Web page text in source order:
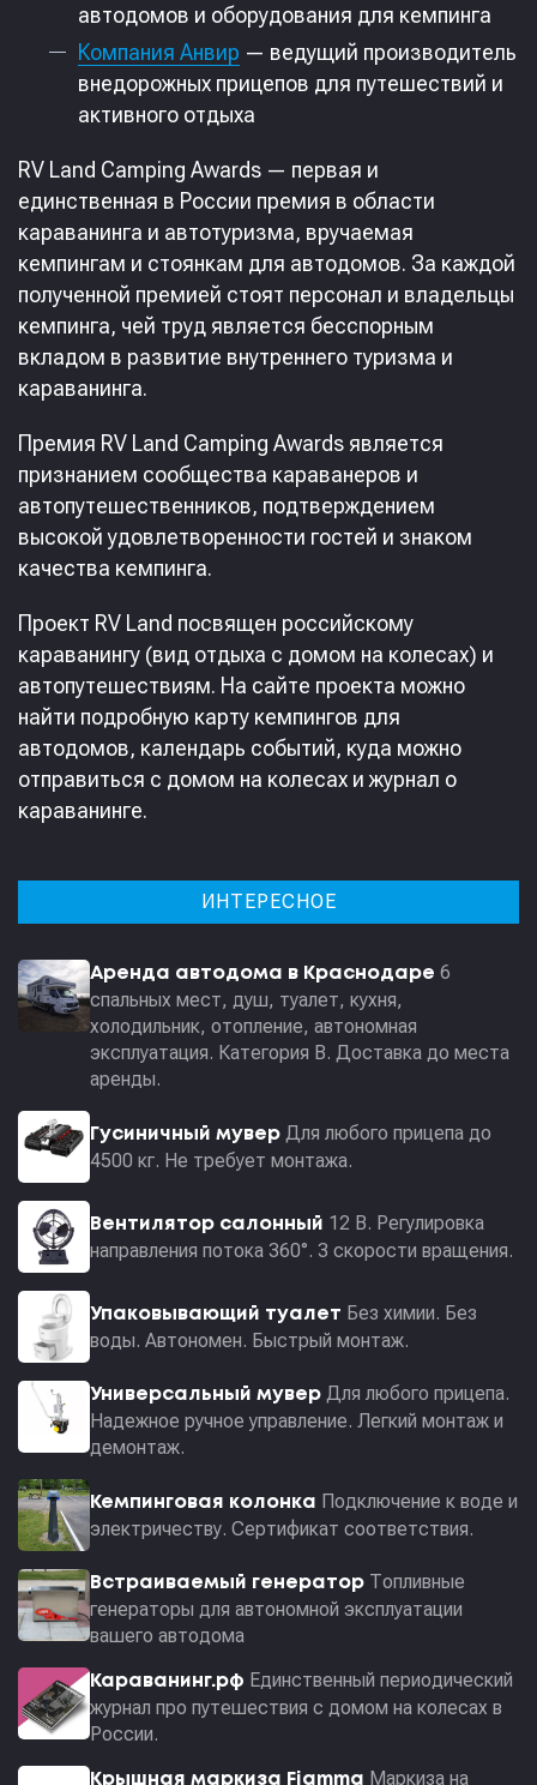
автодомов и оборудования для кемпинга
Компания Анвир — ведущий производитель
внедорожных прицепов для путешествий и
активного отдыха
RV Land Camping Awards — первая и
единственная в России премия в области
караванинга и автотуризма, вручаемая
кемпингам и стоянкам для автодомов. За каждой
полученной премией стоят персонал и владельцы
кемпинга, чей труд является бесспорным
вкладом в развитие внутреннего туризма и
караванинга.
Премия RV Land Camping Awards является
признанием сообщества караванеров и
автопутешественников, подтверждением
высокой удовлетворенности гостей и знаком
качества кемпинга.
Проект RV Land посвящен российскому
караванингу (вид отдыха с домом на колесах) и
автопутешествиям. На сайте проекта можно
найти подробную карту кемпингов для
автодомов, календарь событий, куда можно
отправиться с домом на колесах и журнал о
караванинге.
ИНТЕРЕСНОЕ
Аренда автодома в Краснодаре 6
спальных мест, душ, туалет, кухня,
холодильник, отопление, автономная
эксплуатация. Категория В. Доставка до места
аренды.
Гусиничный мувер Для любого прицепа до
4500 кг. Не требует монтажа.
Вентилятор салонный 12 В. Регулировка
направления потока 360°. 3 скорости вращения.
Упаковывающий туалет Без химии. Без
воды. Автономен. Быстрый монтаж.
Универсальный мувер Для любого прицепа.
Надежное ручное управление. Легкий монтаж и
демонтаж.
Кемпинговая колонка Подключение к воде и
электричеству. Сертификат соответствия.
Встраиваемый генератор Топливные
генераторы для автономной эксплуатации
вашего автодома
Караванинг.рф Единственный периодический
журнал про путешествия с домом на колесах в
России.
Крышная маркиза Fiamma Маркиза на